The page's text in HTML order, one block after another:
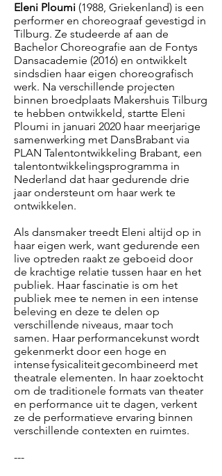
Eleni Ploumi (1988, Griekenland) is een
performer en choreograaf gevestigd in
Tilburg. Ze studeerde af aan de
Bachelor Choreografie aan de Fontys
Dansacademie (2016) en ontwikkelt
sindsdien haar eigen choreografisch
werk. Na verschillende projecten
binnen broedplaats Makershuis Tilburg
te hebben ontwikkeld, startte Eleni
Ploumi in januari 2020 haar meerjarige
samenwerking met DansBrabant via
PLAN Talentontwikkeling Brabant, een
talentontwikkelingsprogramma in
Nederland dat haar gedurende drie
jaar ondersteunt om haar werk te
ontwikkelen.
Als dansmaker treedt Eleni altijd op in
haar eigen werk, want gedurende een
live optreden raakt ze geboeid door
de krachtige relatie tussen haar en het
publiek. Haar fascinatie is om het
publiek mee te nemen in een intense
beleving en deze te delen op
verschillende niveaus, maar toch
samen. Haar performancekunst wordt
gekenmerkt door een hoge en
intense fysicaliteit gecombineerd met
theatrale elementen. In haar zoektocht
om de traditionele formats van theater
en performance uit te dagen, verkent
ze de performatieve ervaring binnen
verschillende contexten en ruimtes.
---